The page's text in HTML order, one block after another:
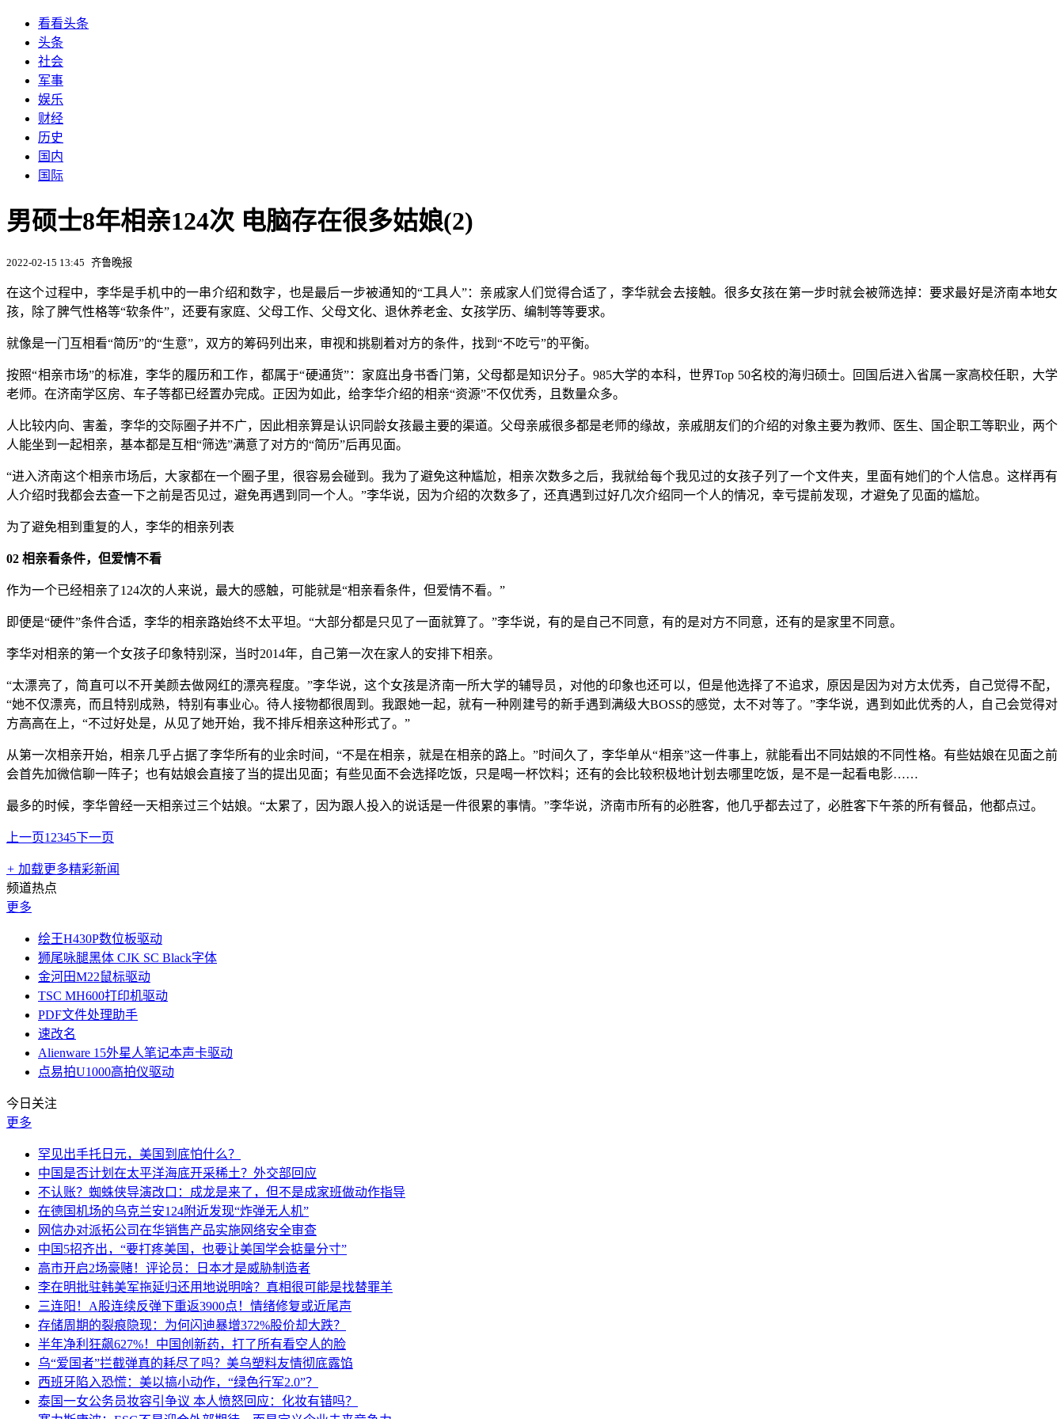
看看头条
头条
社会
军事
娱乐
财经
历史
国内
国际
男硕士8年相亲124次 电脑存在很多姑娘(2)
2022-02-15 13:45 齐鲁晚报
在这个过程中，李华是手机中的一串介绍和数字，也是最后一步被通知的“工具人”：亲戚家人们觉得合适了，李华就会去接触。很多女孩在第一步时就会被筛选掉：要求最好是济南本地女
孩，除了脾气性格等“软条件”，还要有家庭、父母工作、父母文化、退休养老金、女孩学历、编制等等要求。
就像是一门互相看“简历”的“生意”，双方的筹码列出来，审视和挑剔着对方的条件，找到“不吃亏”的平衡。
按照“相亲市场”的标准，李华的履历和工作，都属于“硬通货”：家庭出身书香门第，父母都是知识分子。985大学的本科，世界Top 50名校的海归硕士。回国后进入省属一家高校任职，大学
老师。在济南学区房、车子等都已经置办完成。正因为如此，给李华介绍的相亲“资源”不仅优秀，且数量众多。
人比较内向、害羞，李华的交际圈子并不广，因此相亲算是认识同龄女孩最主要的渠道。父母亲戚很多都是老师的缘故，亲戚朋友们的介绍的对象主要为教师、医生、国企职工等职业，两个
人能坐到一起相亲，基本都是互相“筛选”满意了对方的“简历”后再见面。
“进入济南这个相亲市场后，大家都在一个圈子里，很容易会碰到。我为了避免这种尴尬，相亲次数多之后，我就给每个我见过的女孩子列了一个文件夹，里面有她们的个人信息。这样再有
人介绍时我都会去查一下之前是否见过，避免再遇到同一个人。”李华说，因为介绍的次数多了，还真遇到过好几次介绍同一个人的情况，幸亏提前发现，才避免了见面的尴尬。
为了避免相到重复的人，李华的相亲列表
02 相亲看条件，但爱情不看
作为一个已经相亲了124次的人来说，最大的感触，可能就是“相亲看条件，但爱情不看。”
即便是“硬件”条件合适，李华的相亲路始终不太平坦。“大部分都是只见了一面就算了。”李华说，有的是自己不同意，有的是对方不同意，还有的是家里不同意。
李华对相亲的第一个女孩子印象特别深，当时2014年，自己第一次在家人的安排下相亲。
“太漂亮了，简直可以不开美颜去做网红的漂亮程度。”李华说，这个女孩是济南一所大学的辅导员，对他的印象也还可以，但是他选择了不追求，原因是因为对方太优秀，自己觉得不配，
“她不仅漂亮，而且特别成熟，特别有事业心。待人接物都很周到。我跟她一起，就有一种刚建号的新手遇到满级大BOSS的感觉，太不对等了。”李华说，遇到如此优秀的人，自己会觉得对
方高高在上，“不过好处是，从见了她开始，我不排斥相亲这种形式了。”
从第一次相亲开始，相亲几乎占据了李华所有的业余时间，“不是在相亲，就是在相亲的路上。”时间久了，李华单从“相亲”这一件事上，就能看出不同姑娘的不同性格。有些姑娘在见面之前
会首先加微信聊一阵子；也有姑娘会直接了当的提出见面；有些见面不会选择吃饭，只是喝一杯饮料；还有的会比较积极地计划去哪里吃饭，是不是一起看电影……
最多的时候，李华曾经一天相亲过三个姑娘。“太累了，因为跟人投入的说话是一件很累的事情。”李华说，济南市所有的必胜客，他几乎都去过了，必胜客下午茶的所有餐品，他都点过。
上一页1 2345下一页
+ 加载更多精彩新闻
频道热点
更多
绘王H430P数位板驱动
狮尾咏腿黑体 CJK SC Black字体
金河田M22鼠标驱动
TSC MH600打印机驱动
PDF文件处理助手
速改名
Alienware 15外星人笔记本声卡驱动
点易拍U1000高拍仪驱动
今日关注
更多
罕见出手托日元，美国到底怕什么？
中国是否计划在太平洋海底开采稀土？外交部回应
不认账？蜘蛛侠导演改口：成龙是来了，但不是成家班做动作指导
在德国机场的乌克兰安124附近发现“炸弹无人机”
网信办对派拓公司在华销售产品实施网络安全审查
中国5招齐出，“要打疼美国，也要让美国学会掂量分寸”
高市开启2场豪赌！评论员：日本才是威胁制造者
李在明批驻韩美军拖延归还用地说明啥？真相很可能是找替罪羊
三连阳！A股连续反弹下重返3900点！情绪修复或近尾声
存储周期的裂痕隐现：为何闪迪暴增372%股价却大跌？
半年净利狂飙627%！中国创新药，打了所有看空人的脸
乌“爱国者”拦截弹真的耗尽了吗？美乌塑料友情彻底露馅
西班牙陷入恐慌：美以搞小动作，“绿色行军2.0”？
泰国一女公务员妆容引争议 本人愤怒回应：化妆有错吗？